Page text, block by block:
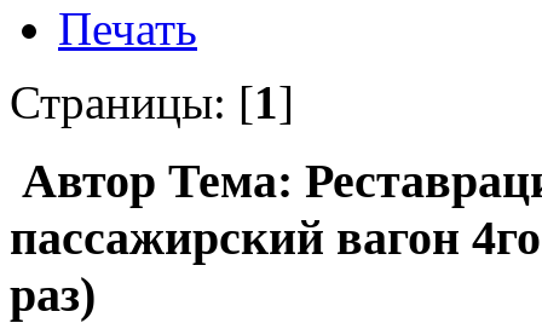
Печать
Страницы: [1]
Автор Тема:
пассажирский вагон
раз)